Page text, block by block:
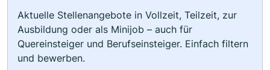
Aktuelle Stellenangebote in Vollzeit, Teilzeit, zur
Ausbildung oder als Minijob – auch für
Quereinsteiger und Berufseinsteiger. Einfach filtern
und bewerben.